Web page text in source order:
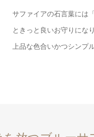
サファイアの石言葉には
ときっと良いお守りにな
上品な色合いかつシンプ